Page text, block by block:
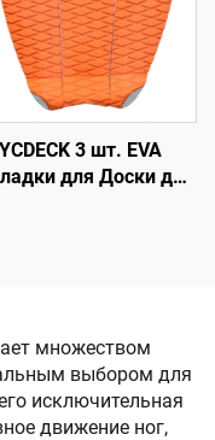
YCDECK 3 шт. EVA
для Доски для
множеством
выбором для
исключительная
движение ног,